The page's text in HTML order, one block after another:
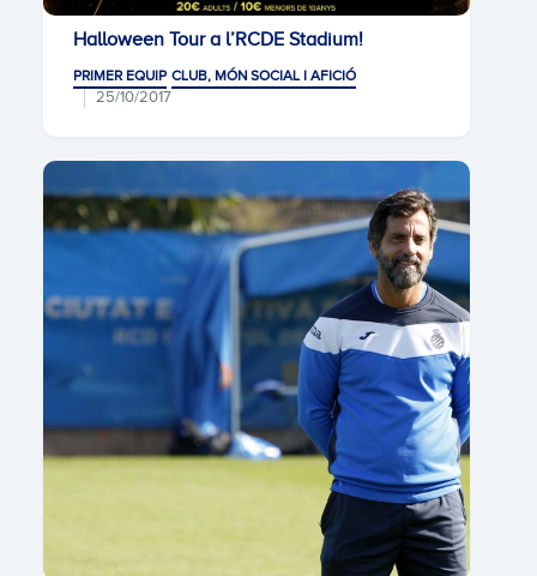
Halloween Tour a l’RCDE Stadium!
PRIMER EQUIP CLUB, MÓN SOCIAL I AFICIÓ
25/10/2017